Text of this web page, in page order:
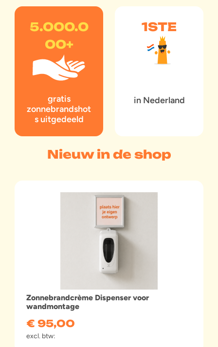
5.000.0
00+
gratis
zonnebrandshot
s uitgedeeld
1STE
in Nederland
Nieuw in de shop
Zonnebrandcrème Dispenser voor
wandmontage
€ 95,00
excl. btw: